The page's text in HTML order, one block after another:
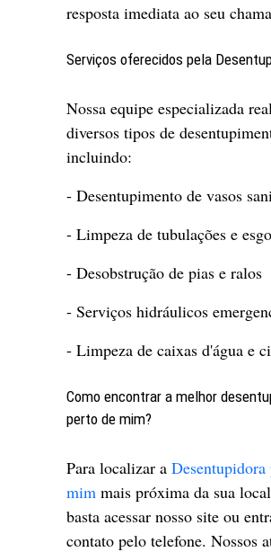
resposta imediata ao seu
Serviços oferecidos pela
Nossa equipe especializada
diversos tipos de
incluindo:
- Desentupimento de vasos
- Limpeza de tubulações e
- Desobstrução de pias e ralos
- Serviços hidráulicos
- Limpeza de caixas d'água e
Como encontrar a melhor
perto de mim?
Para localizar a Desentupidora
mim mais próxima da sua
basta acessar nosso site ou
contato pelo telefone. Nossos